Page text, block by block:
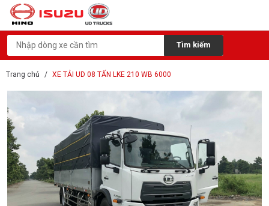
Tìm kiếm
Trang chủ XE TẢI UD 08 TẤN LKE 210 WB 6000